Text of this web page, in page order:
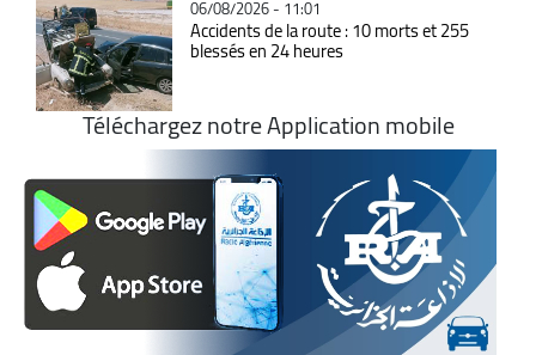
06/08/2026 - 11:01
Accidents de la route : 10 morts et 255
blessés en 24 heures
Téléchargez notre Application mobile